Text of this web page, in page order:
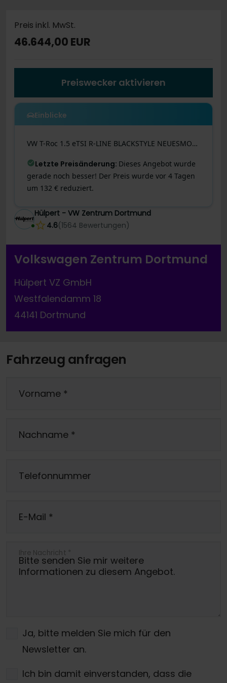
Preis inkl. MwSt.
46.644,00 EUR
Preiswecker aktivieren
Einblicke
VW T-Roc 1.5 eTSI R-LINE BLACKSTYLE NEUESMODELL AHK
Letzte Preisänderung: Dieses Angebot wurde
gerade noch besser! Der Preis wurde vor 4 Tagen
um 132 € reduziert.
Hülpert - VW Zentrum Dortmund
4.6(1564 Bewertungen)
Volkswagen Zentrum Dortmund
Hülpert VZ GmbH
Westfalendamm 18
44141 Dortmund
Fahrzeug anfragen
Vorname *
Nachname *
Telefonnummer
E-Mail *
Ihre Nachricht *
Ja, bitte melden Sie mich für den
Newsletter an.
Ich bin damit einverstanden, dass die